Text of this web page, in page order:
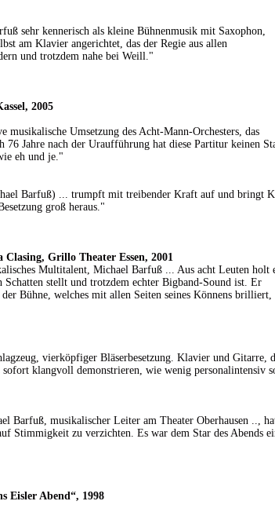
sehr kennerisch als kleine Bühnenmusik mit Saxophon,
am Klavier angerichtet, das der Regie aus allen
und trotzdem nahe bei Weill."
2005
musikalische Umsetzung des Acht-Mann-Orchesters, das
Jahre nach der Uraufführung hat diese Partitur keinen
eh und je."
Barfuß) ... trumpft mit treibender Kraft auf und bringt
groß heraus."
Grillo Theater Essen, 2001
Multitalent, Michael Barfuß ... Aus acht Leuten holt
Schatten stellt und trotzdem echter Bigband-Sound ist. Er
Bühne, welches mit allen Seiten seines Könnens brilliert,
vierköpfiger Bläserbesetzung. Klavier und Gitarre,
klangvoll demonstrieren, wie wenig personalintensiv
Barfuß, musikalischer Leiter am Theater Oberhausen ..,
Stimmigkeit zu verzichten. Es war dem Star des Abends
Eisler Abend“, 1998